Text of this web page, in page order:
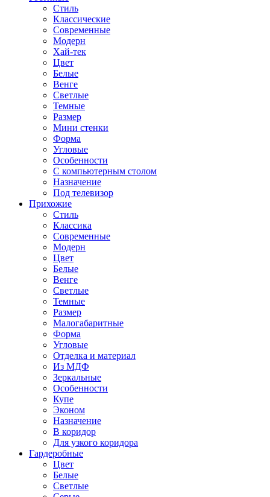
Стиль
Классические
Современные
Модерн
Хай-тек
Цвет
Белые
Венге
Светлые
Темные
Размер
Мини стенки
Форма
Угловые
Особенности
С компьютерным столом
Назначение
Под телевизор
Прихожие
Стиль
Классика
Современные
Модерн
Цвет
Белые
Венге
Светлые
Темные
Размер
Малогабаритные
Форма
Угловые
Отделка и материал
Из МДФ
Зеркальные
Особенности
Купе
Эконом
Назначение
В коридор
Для узкого коридора
Гардеробные
Цвет
Белые
Светлые